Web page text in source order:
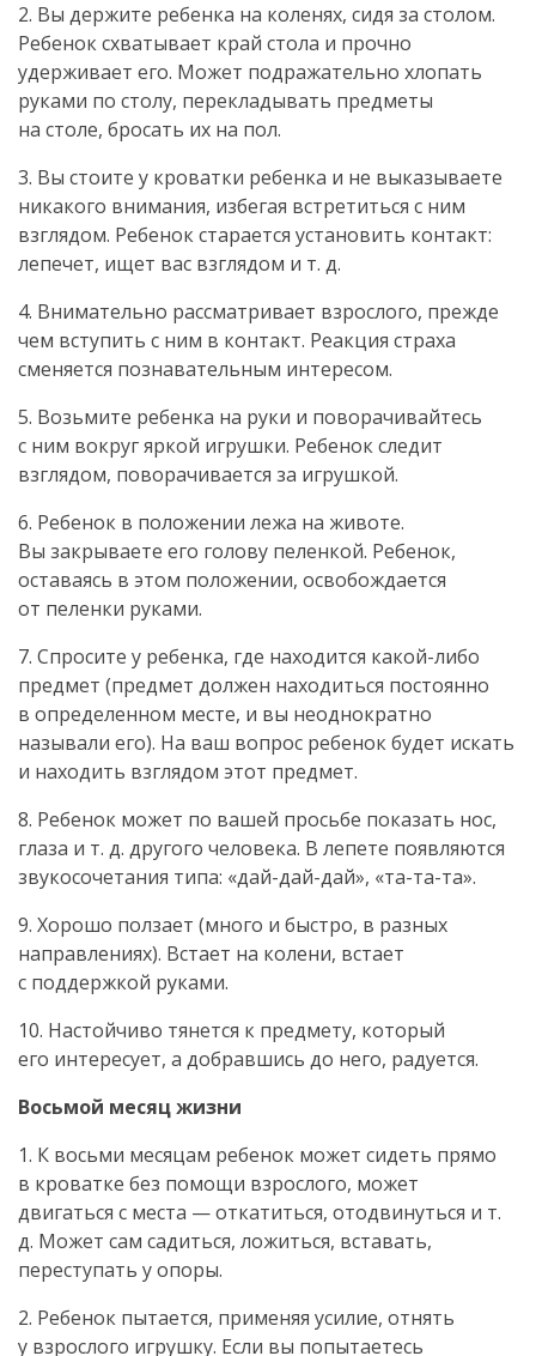
2. Вы держите ребенка на коленях, сидя за столом.
Ребенок схватывает край стола и прочно
удерживает его. Может подражательно хлопать
руками по столу, перекладывать предметы
на столе, бросать их на пол.
3. Вы стоите у кроватки ребенка и не выказываете
никакого внимания, избегая встретиться с ним
взглядом. Ребенок старается установить контакт:
лепечет, ищет вас взглядом и т. д.
4. Внимательно рассматривает взрослого, прежде
чем вступить с ним в контакт. Реакция страха
сменяется познавательным интересом.
5. Возьмите ребенка на руки и поворачивайтесь
с ним вокруг яркой игрушки. Ребенок следит
взглядом, поворачивается за игрушкой.
6. Ребенок в положении лежа на животе.
Вы закрываете его голову пеленкой. Ребенок,
оставаясь в этом положении, освобождается
от пеленки руками.
7. Спросите у ребенка, где находится какой-либо
предмет (предмет должен находиться постоянно
в определенном месте, и вы неоднократно
называли его). На ваш вопрос ребенок будет искать
и находить взглядом этот предмет.
8. Ребенок может по вашей просьбе показать нос,
глаза и т. д. другого человека. В лепете появляются
звукосочетания типа: «дай-дай-дай», «та-та-та».
9. Хорошо ползает (много и быстро, в разных
направлениях). Встает на колени, встает
с поддержкой руками.
10. Настойчиво тянется к предмету, который
его интересует, а добравшись до него, радуется.
Восьмой месяц жизни
1. К восьми месяцам ребенок может сидеть прямо
в кроватке без помощи взрослого, может
двигаться с места — откатиться, отодвинуться и т.
д. Может сам садиться, ложиться, вставать,
переступать у опоры.
2. Ребенок пытается, применяя усилие, отнять
у взрослого игрушку. Если вы попытаетесь